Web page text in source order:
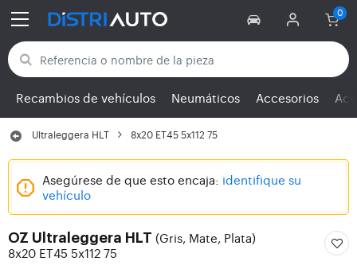
Volver a las categorías
Recambios de vehículos Neumáticos Accesorios
Ultraleggera HLT 8x20 ET45 5x112 75
Asegúrese de que esto encaja: identifique su
vehículo
OZ Ultraleggera HLT (Gris, Mate, Plata)
8x20 ET45 5x112 75